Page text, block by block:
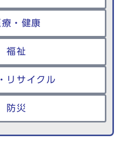
療・健康
福祉
リサイクル
防災